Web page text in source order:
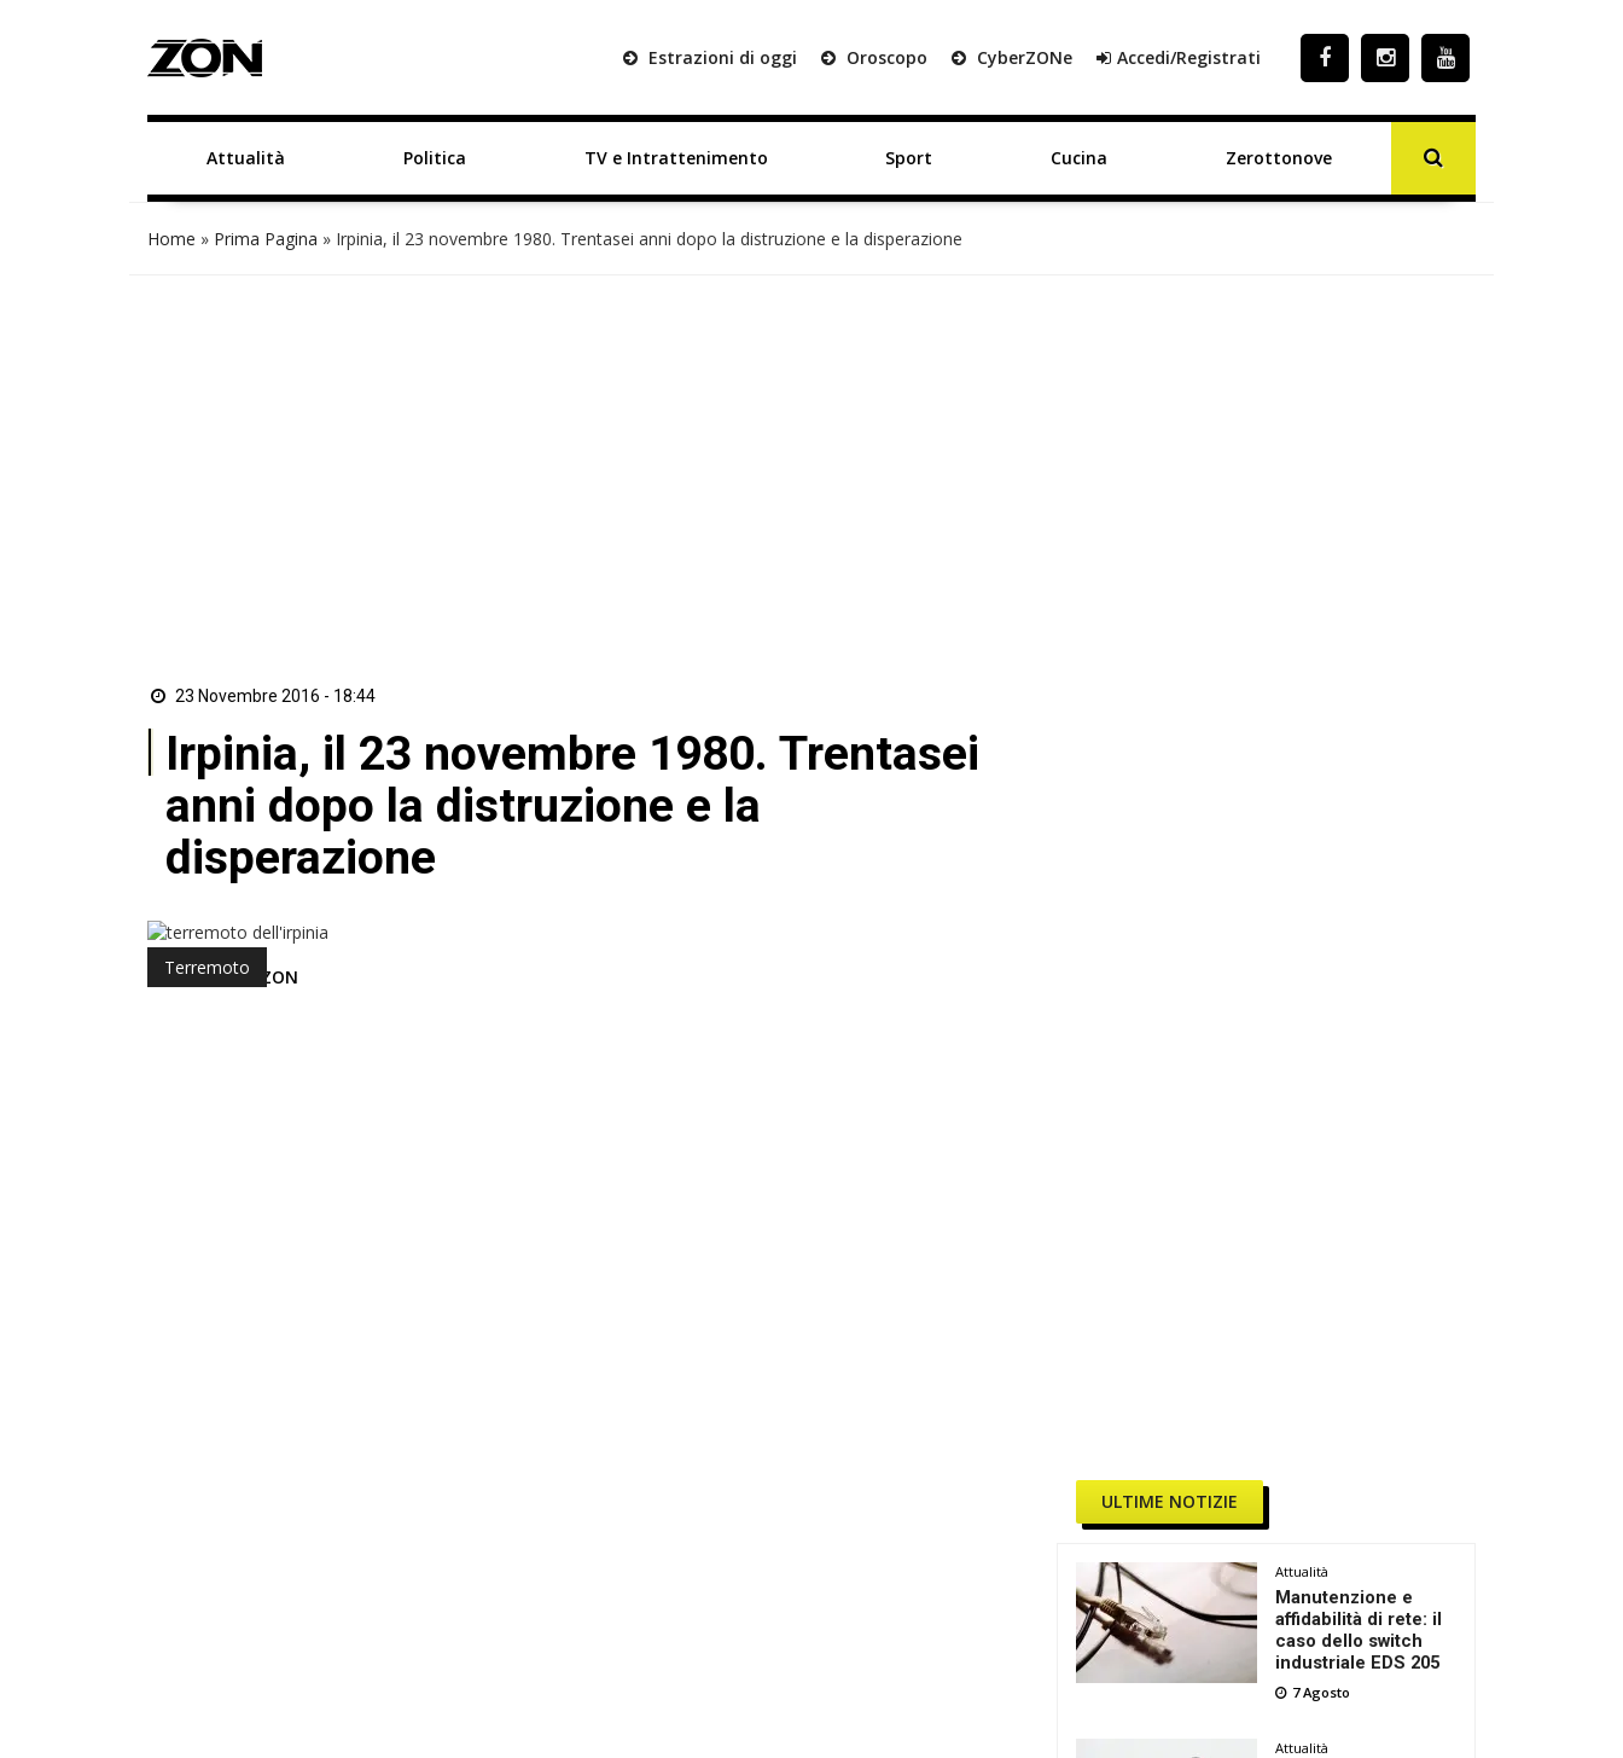
Estrazioni di oggi Oroscopo CyberZONe Accedi/Registrati
Attualità Politica TV e Intrattenimento Sport Cucina Zerottonove
Home » Prima Pagina » Irpinia, il 23 novembre 1980. Trentasei anni dopo la distruzione e la disperazione
23 Novembre 2016 - 18:44
Irpinia, il 23 novembre 1980. Trentasei
anni dopo la distruzione e la
disperazione
Terremoto
di Redazione ZON
ULTIME NOTIZIE
Attualità
Manutenzione e
affidabilità di rete: il
caso dello switch
industriale EDS 205
7 Agosto
Attualità